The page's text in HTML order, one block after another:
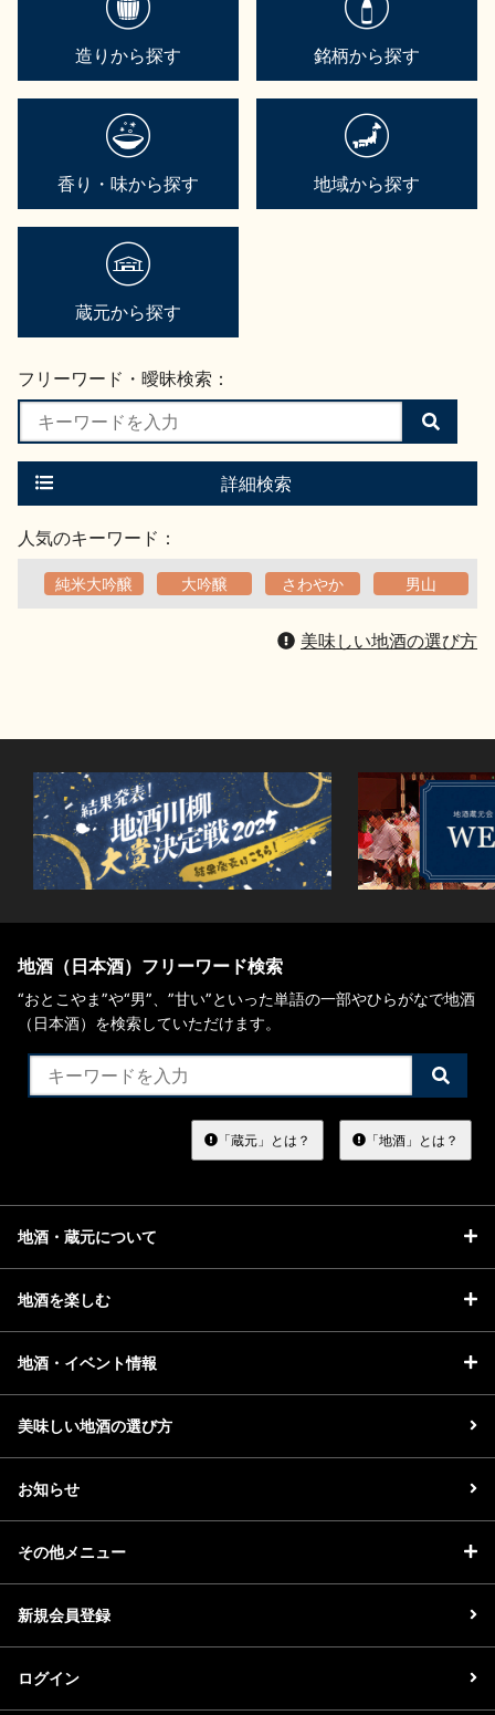
造りから探す 銘柄から探す
香り・味から探す 地域から探す
蔵元から探す
フリーワード・曖昧検索：
検
索
す
詳細検索
人気のキーワード：
純米大吟醸 大吟醸 さわやか 男山
美味しい地酒の選び方
地酒（日本酒）フリーワード検索
“おとこやま”や“男”、”甘い”といった単語の一部やひらがなで地酒
（日本酒）を検索していただけます。
検
索
る
「蔵元」とは？ 「地酒」とは？
地酒・蔵元について
地酒を楽しむ
地酒・イベント情報
美味しい地酒の選び方
お知らせ
その他メニュー
新規会員登録
ログイン